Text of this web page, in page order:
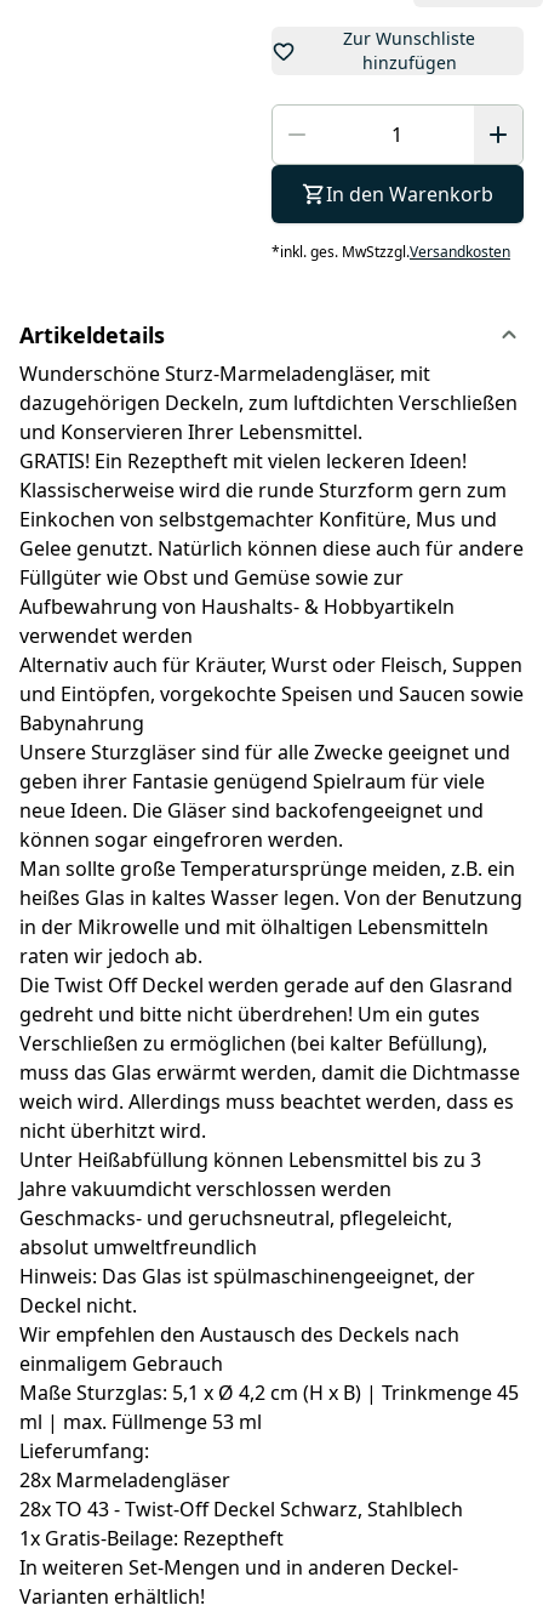
Zur Wunschliste
hinzufügen
In den Warenkorb
*inkl. ges. MwStzzgl.Versandkosten
Artikeldetails
Wunderschöne Sturz-Marmeladengläser, mit
dazugehörigen Deckeln, zum luftdichten Verschließen
und Konservieren Ihrer Lebensmittel.
GRATIS! Ein Rezeptheft mit vielen leckeren Ideen!
Klassischerweise wird die runde Sturzform gern zum
Einkochen von selbstgemachter Konfitüre, Mus und
Gelee genutzt. Natürlich können diese auch für andere
Füllgüter wie Obst und Gemüse sowie zur
Aufbewahrung von Haushalts- & Hobbyartikeln
verwendet werden
Alternativ auch für Kräuter, Wurst oder Fleisch, Suppen
und Eintöpfen, vorgekochte Speisen und Saucen sowie
Babynahrung
Unsere Sturzgläser sind für alle Zwecke geeignet und
geben ihrer Fantasie genügend Spielraum für viele
neue Ideen. Die Gläser sind backofengeeignet und
können sogar eingefroren werden.
Man sollte große Temperatursprünge meiden, z.B. ein
heißes Glas in kaltes Wasser legen. Von der Benutzung
in der Mikrowelle und mit ölhaltigen Lebensmitteln
raten wir jedoch ab.
Die Twist Off Deckel werden gerade auf den Glasrand
gedreht und bitte nicht überdrehen! Um ein gutes
Verschließen zu ermöglichen (bei kalter Befüllung),
muss das Glas erwärmt werden, damit die Dichtmasse
weich wird. Allerdings muss beachtet werden, dass es
nicht überhitzt wird.
Unter Heißabfüllung können Lebensmittel bis zu 3
Jahre vakuumdicht verschlossen werden
Geschmacks- und geruchsneutral, pflegeleicht,
absolut umweltfreundlich
Hinweis: Das Glas ist spülmaschinengeeignet, der
Deckel nicht.
Wir empfehlen den Austausch des Deckels nach
einmaligem Gebrauch
Maße Sturzglas: 5,1 x Ø 4,2 cm (H x B) | Trinkmenge 45
ml | max. Füllmenge 53 ml
Lieferumfang:
28x Marmeladengläser
28x TO 43 - Twist-Off Deckel Schwarz, Stahlblech
1x Gratis-Beilage: Rezeptheft
In weiteren Set-Mengen und in anderen Deckel-
Varianten erhältlich!